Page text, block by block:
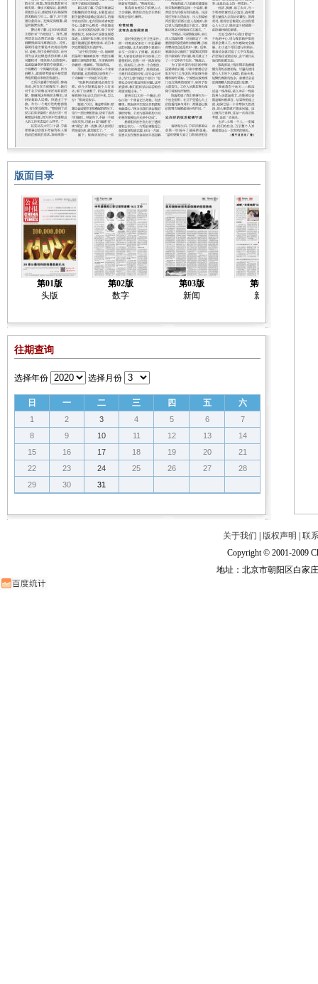
版面目录
第01版
头版
第02版
数字
第03版
新闻
第04版
新闻
往期查询
选择年份 选择月份
日 一 二 三 四 五 六
1 2 3 4 5 6
7
8
9 10 11 12 13
14
15
16 17 18 19 20
21
22
23 24 25 26 27
28
29
30 31
关于我们 版权声明
联
Copyright © 2001-2009
地址：北京市朝阳区白家